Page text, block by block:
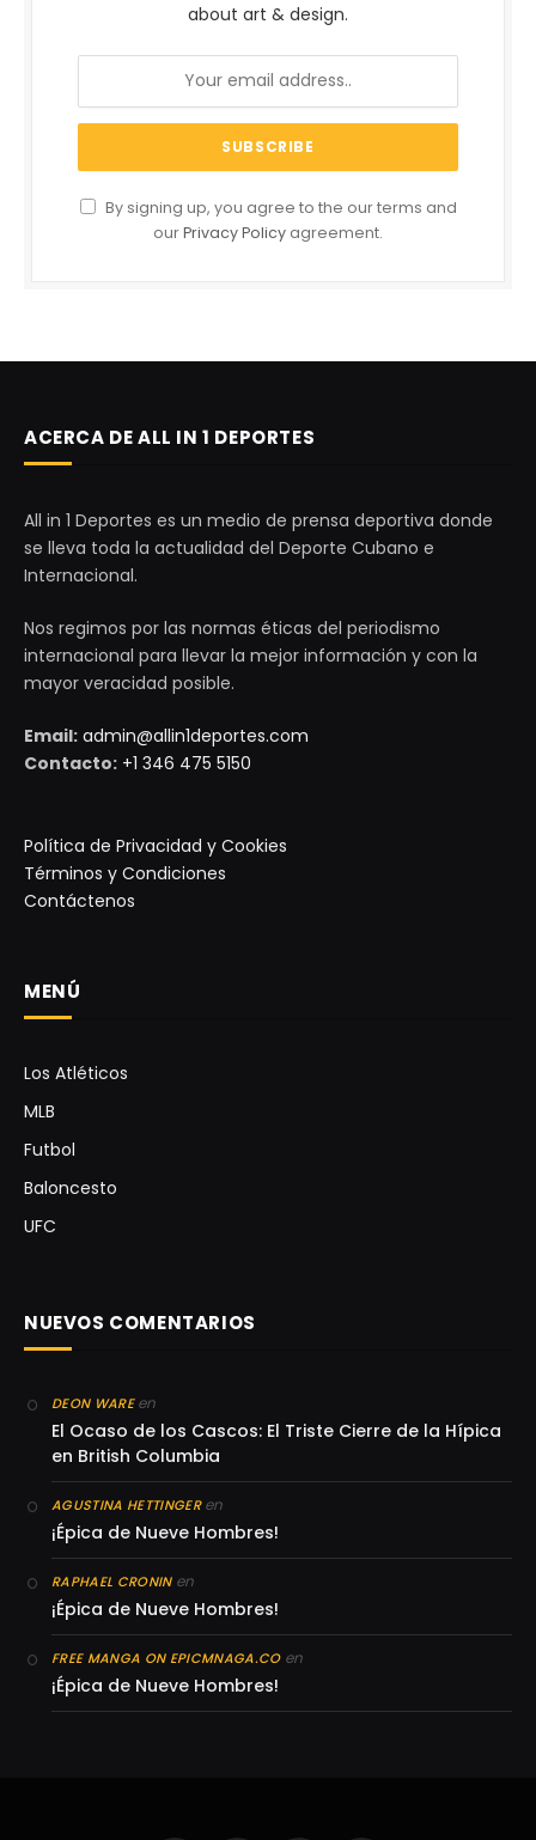
about art & design.
By signing up, you agree to the our terms and
ourPrivacy Policy agreement.
ACERCA DE ALL IN 1 DEPORTES
All in 1 Deportes es un medio de prensa deportiva donde
se lleva toda la actualidad del Deporte Cubano e
Internacional.
Nos regimos por las normas éticas del periodismo
internacional para llevar la mejor información y con la
mayor veracidad posible.
Email: admin@allin1deportes.com
Contacto: +1 346 475 5150
Política de Privacidad y Cookies
Términos y Condiciones
Contáctenos
MENÚ
Los Atléticos
MLB
Futbol
Baloncesto
UFC
NUEVOS COMENTARIOS
DEON WAREen
El Ocaso de los Cascos: El Triste Cierre de la Hípica
en British Columbia
AGUSTINA HETTINGERen
¡Épica de Nueve Hombres!
RAPHAEL CRONINen
¡Épica de Nueve Hombres!
FREE MANGA ON EPICMNAGA.COen
¡Épica de Nueve Hombres!